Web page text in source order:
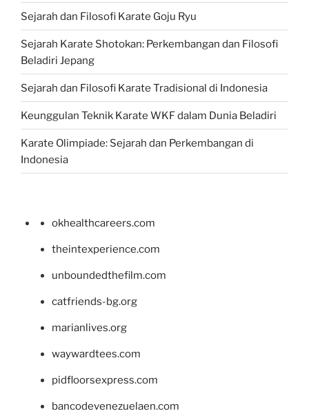
Sejarah dan Filosofi Karate Goju Ryu
Sejarah Karate Shotokan: Perkembangan dan Filosofi
Beladiri Jepang
Sejarah dan Filosofi Karate Tradisional di Indonesia
Keunggulan Teknik Karate WKF dalam Dunia Beladiri
Karate Olimpiade: Sejarah dan Perkembangan di
Indonesia
okhealthcareers.com
theintexperience.com
unboundedthefilm.com
catfriends-bg.org
marianlives.org
waywardtees.com
pidfloorsexpress.com
bancodevenezuelaen.com